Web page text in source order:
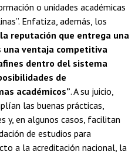
o unidades académicas
Enfatiza, además, los
reputación que entrega una
una ventaja competitiva
dentro del sistema
de
académicos”. A su juicio,
las buenas prácticas,
y, en algunos casos, facilitan
de estudios para
a la acreditación nacional, la